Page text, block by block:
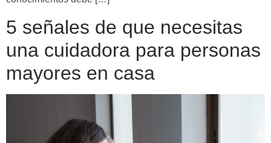
5 señales de que necesitas
una cuidadora para personas
mayores en casa